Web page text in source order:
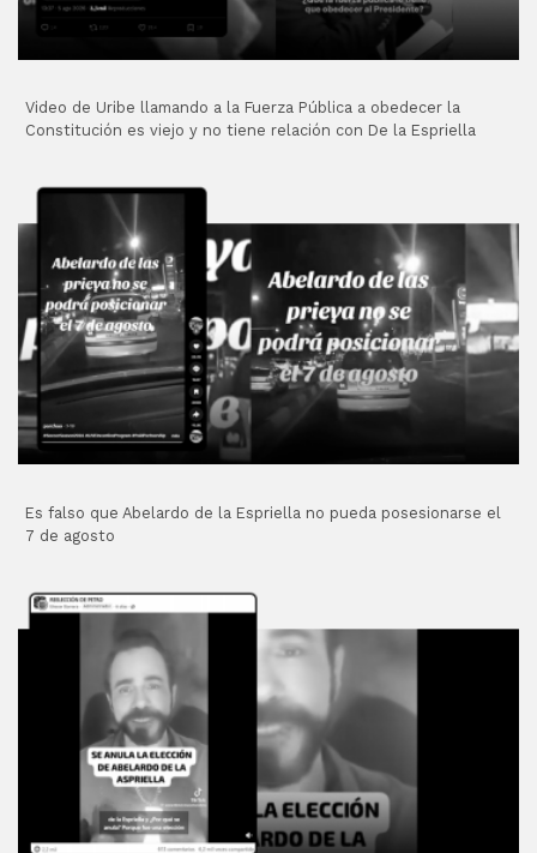
Video de Uribe llamando a la Fuerza Pública a obedecer la
Constitución es viejo y no tiene relación con De la Espriella
Es falso que Abelardo de la Espriella no pueda posesionarse el
7 de agosto